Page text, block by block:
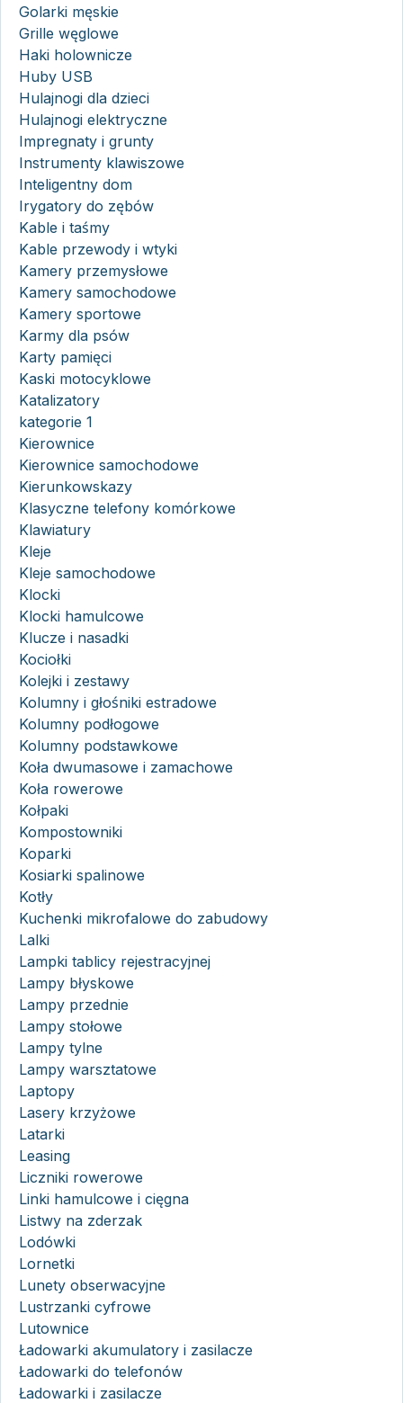
Golarki męskie
Grille węglowe
Haki holownicze
Huby USB
Hulajnogi dla dzieci
Hulajnogi elektryczne
Impregnaty i grunty
Instrumenty klawiszowe
Inteligentny dom
Irygatory do zębów
Kable i taśmy
Kable przewody i wtyki
Kamery przemysłowe
Kamery samochodowe
Kamery sportowe
Karmy dla psów
Karty pamięci
Kaski motocyklowe
Katalizatory
kategorie 1
Kierownice
Kierownice samochodowe
Kierunkowskazy
Klasyczne telefony komórkowe
Klawiatury
Kleje
Kleje samochodowe
Klocki
Klocki hamulcowe
Klucze i nasadki
Kociołki
Kolejki i zestawy
Kolumny i głośniki estradowe
Kolumny podłogowe
Kolumny podstawkowe
Koła dwumasowe i zamachowe
Koła rowerowe
Kołpaki
Kompostowniki
Koparki
Kosiarki spalinowe
Kotły
Kuchenki mikrofalowe do zabudowy
Lalki
Lampki tablicy rejestracyjnej
Lampy błyskowe
Lampy przednie
Lampy stołowe
Lampy tylne
Lampy warsztatowe
Laptopy
Lasery krzyżowe
Latarki
Leasing
Liczniki rowerowe
Linki hamulcowe i cięgna
Listwy na zderzak
Lodówki
Lornetki
Lunety obserwacyjne
Lustrzanki cyfrowe
Lutownice
Ładowarki akumulatory i zasilacze
Ładowarki do telefonów
Ładowarki i zasilacze